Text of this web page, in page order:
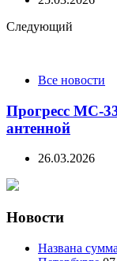
Следующий
Все новости
Прогресс МС-
антенной
26.03.2026
Новости
Названа